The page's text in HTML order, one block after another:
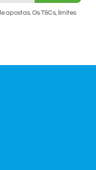
apostas. Os T&Cs, limites